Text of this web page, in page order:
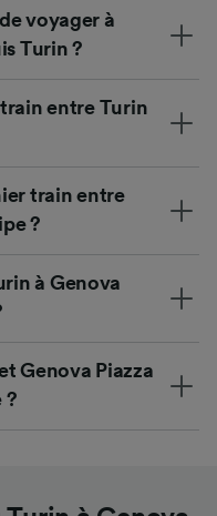
voyager à
Turin ?
entre Turin
train entre
?
à Genova
Genova Piazza
?